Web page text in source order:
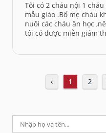
Tôi có 2 cháu nội 1
mẫu giáo .Bố mẹ cháu
nuôi các cháu ăn học
tôi có được miễn giảm
‹ 1 2